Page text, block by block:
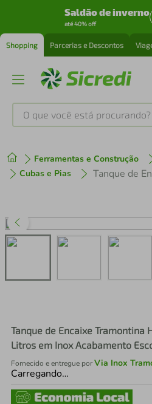
Saldão de inverno
até 40% off
Shopping Parcerias e Descontos
O que você está procurando?
Ferramentas e Construção
Cubas e Pias
Tanque de Encaixe Tramontina
Litros em Inox Acabamento
Fornecido e entregue porVia Inox
Carregando…
1º tenis
3º perfume